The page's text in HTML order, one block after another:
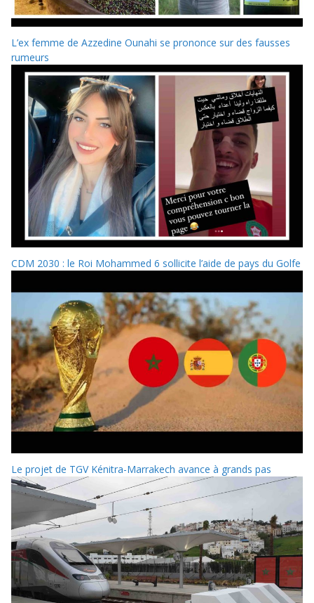
L’ex femme de Azzedine Ounahi se prononce sur des fausses
rumeurs
CDM 2030 : le Roi Mohammed 6 sollicite l’aide de pays du Golfe
Le projet de TGV Kénitra-Marrakech avance à grands pas